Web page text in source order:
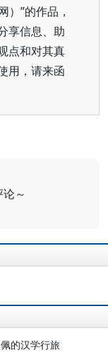
）”的作品，
享信息、助
点和对其真
用，请来函
～
的汉学行旅